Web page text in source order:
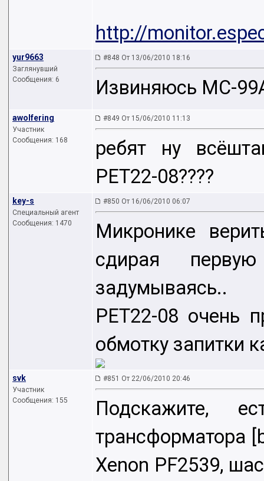
http://
yur9663
Заглянувший
Сообщения: 6
#848 От 13/06/2010 18:16
Извиняюсь MC-
awolfering
Участник
Сообщения: 168
#849 От 15/06/2010 11:13
ребят ну
PET22-08????
key-s
Специальный агент
Сообщения: 1470
#850 От 16/06/2010 06:07
Микронике
сдирая
задумываясь..
PET22-08 очень
обмотку запитки
svk
Участник
Сообщения: 155
#851 От 22/06/2010 20:46
Подскажите,
трансформатора
Xenon PF2539,